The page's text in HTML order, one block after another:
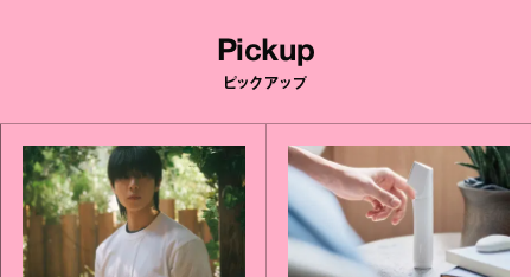
Pickup
ピックアップ